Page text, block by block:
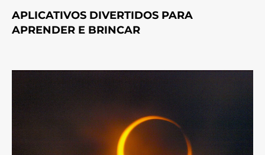
APLICATIVOS DIVERTIDOS PARA
APRENDER E BRINCAR